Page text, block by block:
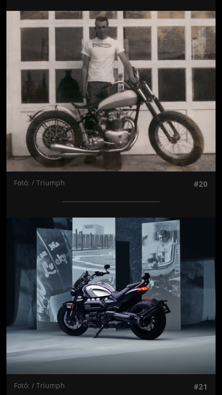
Jön még kép!
Fotó: / Triumph #20
Jön még kép!
Fotó: / Triumph #21